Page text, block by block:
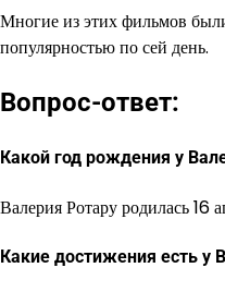
Многие из этих фильмов
популярностью по сей день.
Вопрос-ответ:
Какой год рождения у
Валерия Ротару родилась 16
Какие достижения есть у